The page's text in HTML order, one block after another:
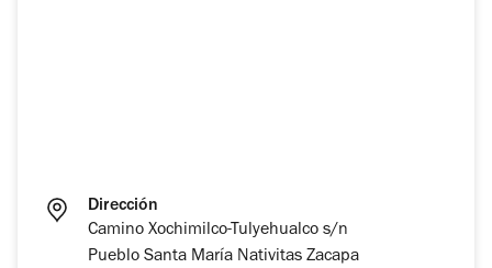
Dirección
Camino Xochimilco-Tulyehualco s/n
Pueblo Santa María Nativitas Zacapa